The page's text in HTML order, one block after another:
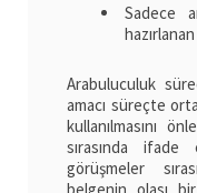
Sadece
Arabuluculuk
amacı süreçte
kullanılmasını
sırasında
görüşmeler